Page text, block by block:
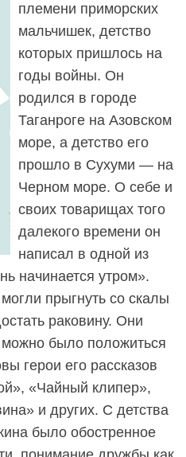
племени приморских
мальчишек, детство
которых пришлось на
годы войны. Он
родился в городе
Таганроге на Азовском
море, а детство его
прошло в Сухуми — на
Черном море. О себе и
своих товарищах того
далекого времени он
написал в одной из
начинается утром».
прыгнуть со скалы
раковину. Они
было положиться
герои его рассказов
«Чайный клипер»,
и других. С детства
было обостренное